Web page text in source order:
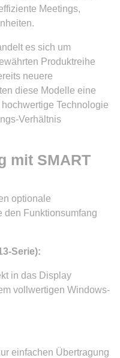
Meetings,
es sich um
Produktreihe
neuere
diese Modelle eine
Technologie
Verhältnis
mit SMART
optionale
den Funktionsumfang
Serie):
in das Display
vollwertigen Windows-
einfachen Übertragung